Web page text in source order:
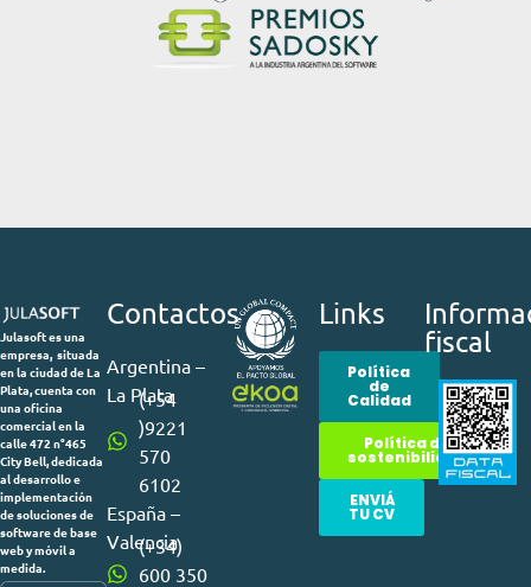
Julasoft es una
empresa, situada
en la ciudad de La
Plata, cuenta con
una oficina
comercial en la
calle 472 n°465
City Bell, dedicada
al desarrollo e
implementación
de soluciones de
software de base
web y móvil a
medida.
Contactos
Argentina –
La Plata
(+54
)9221
570
6102
España –
Valencia
(+34)
600 350
Links
Política
de
Calidad
Política de
sostenibilidad
ENVIÁ
TU CV
fiscal